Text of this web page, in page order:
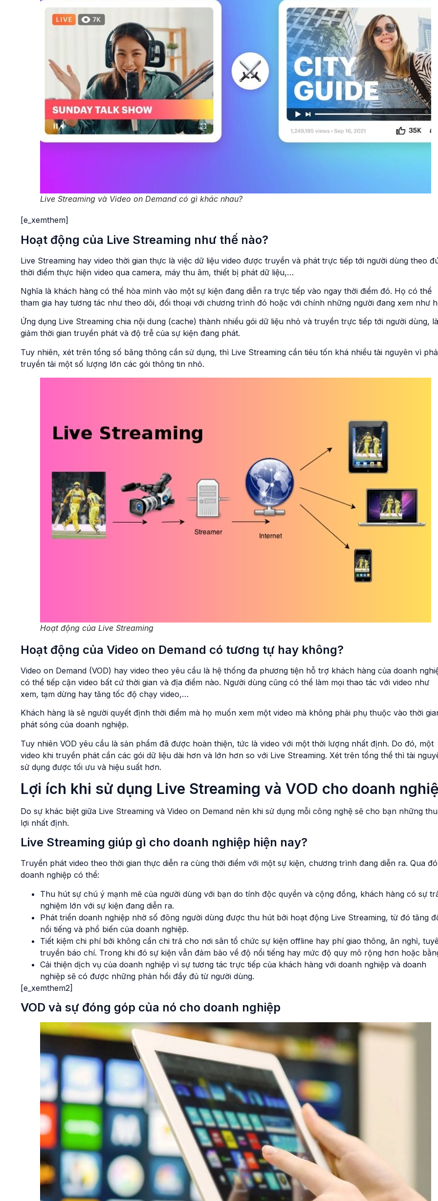
Live Streaming và Video on Demand có gì khác nhau?
[e_xemthem]
Hoạt động của Live Streaming như thế nào?
Live Streaming hay video thời gian thực là việc dữ liệu video được truyền và phát trực tiếp tới người dùng theo
thời điểm thực hiện video qua camera, máy thu âm, thiết bị phát dữ liệu,…
Nghĩa là khách hàng có thể hòa mình vào một sự kiện đang diễn ra trực tiếp vào ngay thời điểm đó. Họ có thể
tham gia hay tương tác như theo dõi, đối thoại với chương trình đó hoặc với chính những người đang xem như
Ứng dụng Live Streaming chia nội dung (cache) thành nhiều gói dữ liệu nhỏ và truyền trực tiếp tới người dùng,
giảm thời gian truyền phát và độ trễ của sự kiện đang phát.
Tuy nhiên, xét trên tổng số băng thông cần sử dụng, thì Live Streaming cần tiêu tốn khá nhiều tài nguyên vì
truyền tải một số lượng lớn các gói thông tin nhỏ.
Hoạt động của Live Streaming
Hoạt động của Video on Demand có tương tự hay không?
Video on Demand (VOD) hay video theo yêu cầu là hệ thống đa phương tiện hỗ trợ khách hàng của doanh
có thể tiếp cận video bất cứ thời gian và địa điểm nào. Người dùng cũng có thể làm mọi thao tác với video như
xem, tạm dừng hay tăng tốc độ chạy video,…
Khách hàng là sẽ người quyết định thời điểm mà họ muốn xem một video mà không phải phụ thuộc vào thời
phát sóng của doanh nghiệp.
Tuy nhiên VOD yêu cầu là sản phẩm đã được hoàn thiện, tức là video với một thời lượng nhất định. Do đó, một
video khi truyền phát cần các gói dữ liệu dài hơn và lớn hơn so với Live Streaming. Xét trên tổng thể thì tài
sử dụng được tối ưu và hiệu suất hơn.
Lợi ích khi sử dụng Live Streaming và VOD cho doanh
Do sự khác biệt giữa Live Streaming và Video on Demand nên khi sử dụng mỗi công nghệ sẽ cho bạn những
lợi nhất định.
Live Streaming giúp gì cho doanh nghiệp hiện nay?
Truyền phát video theo thời gian thực diễn ra cùng thời điểm với một sự kiện, chương trình đang diễn ra. Qua đó
doanh nghiệp có thể:
Thu hút sự chú ý mạnh mẽ của người dùng với bạn do tính độc quyền và cộng đồng, khách hàng có sự
nghiệm lớn với sự kiện đang diễn ra.
Phát triển doanh nghiệp nhờ số đông người dùng được thu hút bởi hoạt động Live Streaming, từ đó tăng
nổi tiếng và phổ biến của doanh nghiệp.
Tiết kiệm chi phí bởi không cần chi trả cho nơi sân tổ chức sự kiện offline hay phí giao thông, ăn nghỉ,
truyền báo chí. Trong khi đó sự kiện vẫn đảm bảo về độ nổi tiếng hay mức độ quy mô rộng hơn hoặc
Cải thiện dịch vụ của doanh nghiệp vì sự tương tác trực tiếp của khách hàng với doanh nghiệp và doanh
nghiệp sẽ có được những phản hồi đầy đủ từ người dùng.
[e_xemthem2]
VOD và sự đóng góp của nó cho doanh nghiệp